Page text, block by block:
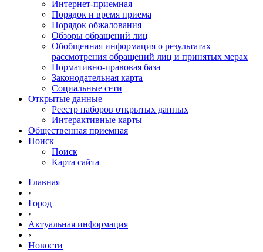
Интернет-приемная
Порядок и время приема
Порядок обжалования
Обзоры обращений лиц
Обобщенная информация о результатах
рассмотрения обращений лиц и принятых мерах
Нормативно-правовая база
Законодательная карта
Социальные сети
Открытые данные
Реестр наборов открытых данных
Интерактивные карты
Общественная приемная
Поиск
Поиск
Карта сайта
Главная
›
Город
›
Актуальная информация
›
Новости